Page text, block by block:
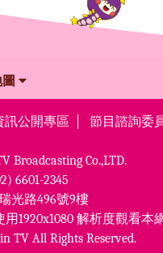
訊公開專區 節目諮詢委
Broadcasting Co.,LTD.
6601-2345
光路496號9樓
用1920x1080 解析度觀看本
TV All Rights Reserved.